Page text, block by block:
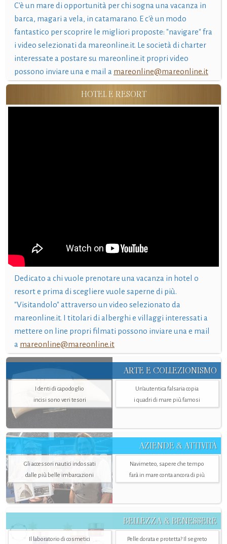
C'è un mare di opportunità per chi sogna una vacanza in
barca, magari a vela, in catamarano. E c'è un modo
fantastico per scoprire le migliori proposte: "navigare" fra
i video selezionati da mareonline.it. Le società di charter
interessate a postare su mareonline.it propri video
possono inviare una e mail a mareonline@mareonline.it
HOTEL E RESORT
Dedicato a chi vuole prenotare una vacanza in hotel o
resort e prima di scegliere vuole saperne di più.
"Visitandolo" attraverso un video selezionato da
mareonline.it. I titolari di alberghi e villaggi interessati a
mettere on line propri filmati possono inviare una e mail
a mareonline@mareonline.it
ARTE E COLLEZIONISMO
I denti di capodoglio
incisi sono veri tesori
Un’autentica falsaria copia
i quadri di mare più famosi
AZIENDE & ATTIVITÀ
Gli accessori nautici indossati
dalle più belle imbarcazioni
Navimeteo, sapere che tempo
farà in mare conta ancora di più
BELLEZZA & BENESSERE
Il laboratorio di cosmetici Pelle dorata e protetta? Il segreto